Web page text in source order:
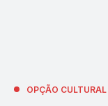
OPÇÃO CULTURAL